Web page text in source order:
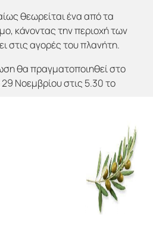
θεωρείται ένα από τα
κάνοντας την περιοχή των
στις αγορές του πλανήτη.
θα πραγματοποιηθεί στο
Νοεμβρίου στις 5.30 το